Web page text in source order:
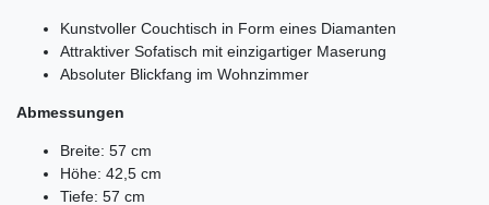
Kunstvoller Couchtisch in Form eines Diamanten
Attraktiver Sofatisch mit einzigartiger Maserung
Absoluter Blickfang im Wohnzimmer
Abmessungen
Breite: 57 cm
Höhe: 42,5 cm
Tiefe: 57 cm